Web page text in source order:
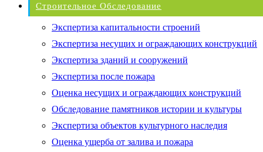
Строительное Обследование
Экспертиза капитальности строений
Экспертиза несущих и ограждающих конструкций
Экспертиза зданий и сооружений
Экспертиза после пожара
Оценка несущих и ограждающих конструкций
Обследование памятников истории и культуры
Экспертиза объектов культурного наследия
Оценка ущерба от залива и пожара